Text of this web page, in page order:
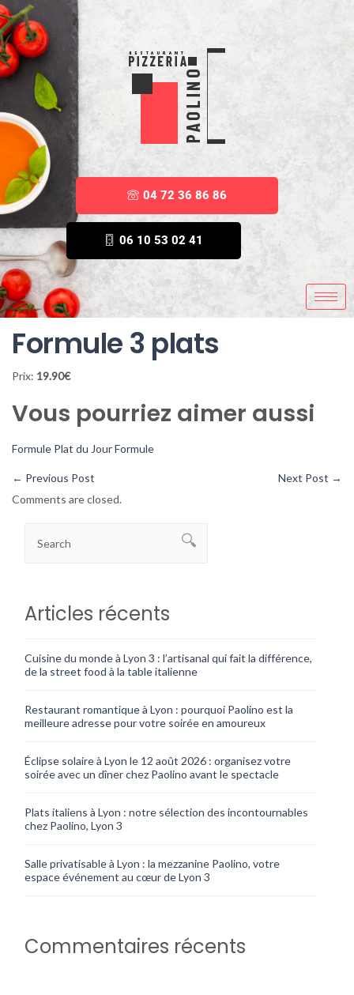
04 72 36 86 86
06 10 53 02 41
Formule 3 plats
Prix: 19.90€
Vous pourriez aimer aussi
Formule Plat du JourFormule
← Previous Post Next Post →
Comments are closed.
Articles récents
Cuisine du monde à Lyon 3 : l’artisanal qui fait la différence,
de la street food à la table italienne
Restaurant romantique à Lyon : pourquoi Paolino est la
meilleure adresse pour votre soirée en amoureux
Éclipse solaire à Lyon le 12 août 2026 : organisez votre
soirée avec un dîner chez Paolino avant le spectacle
Plats italiens à Lyon : notre sélection des incontournables
chez Paolino, Lyon 3
Salle privatisable à Lyon : la mezzanine Paolino, votre
espace événement au cœur de Lyon 3
Commentaires récents